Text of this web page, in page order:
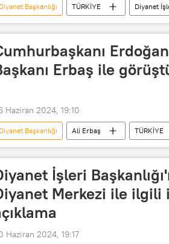
Diyanet Başkanlığı TÜRKİYE Diyanet
soruşturma
FETÖ
Erbaş ile
Haziran 2024, 19:10
Diyanet Başkanlığı Ali Erbaş TÜRKİYE
İşleri Başkanlığı
Diyanet İşleri
İşleri
Merkezi ile
Haziran 2024, 19:17